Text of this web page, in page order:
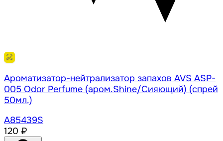
Ароматизатор-нейтрализатор запахов AVS ASP-
005 Odor Perfume (аром.Shine/Сияющий) (спрей
50мл.)
A85439S
120 ₽